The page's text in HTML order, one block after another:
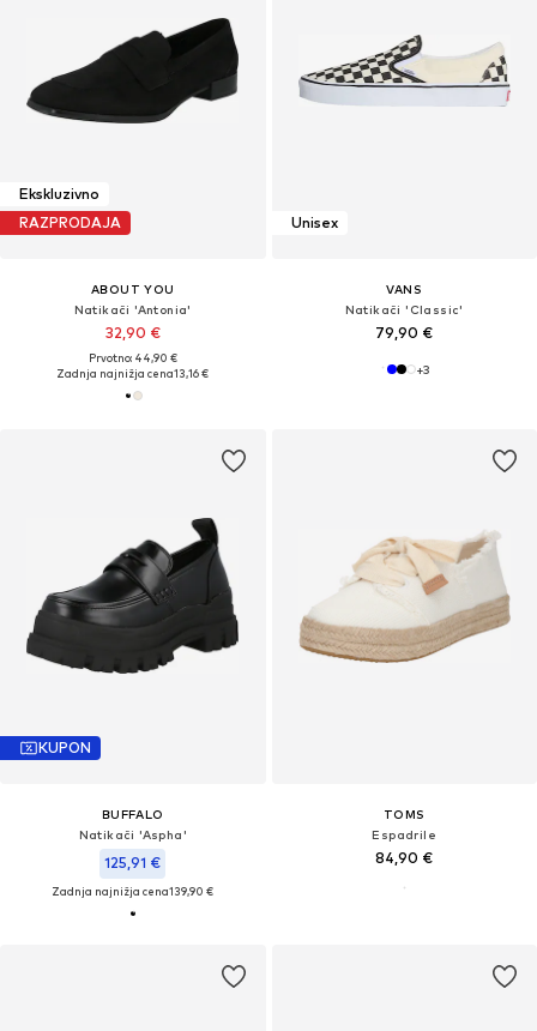
Ekskluzivno
RAZPRODAJA
ABOUT YOU
Natikači 'Antonia'
32,90 €
Prvotno: 44,90 €
Zadnja najnižja cena13,16 €
Unisex
VANS
Natikači 'Classic'
79,90 €
+3
KUPON
BUFFALO
Natikači 'Aspha'
125,91 €
Zadnja najnižja cena139,90 €
TOMS
Espadrile
84,90 €